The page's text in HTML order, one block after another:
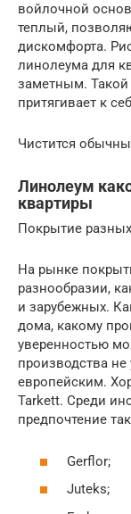
войлочной
теплый,
дискомфорта.
линолеума для
заметным. Такой
притягивает к
Чистится
Линолеум
квартиры
Покрытие
На рынке
разнообразии,
и зарубежных.
дома, какому
уверенностью
производства не
европейским.
Tarkett. Среди
предпочтение
Gerflor;
Juteks;